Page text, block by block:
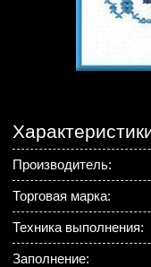
Производитель:
Торговая марка:
Техника выполнения:
Заполнение: